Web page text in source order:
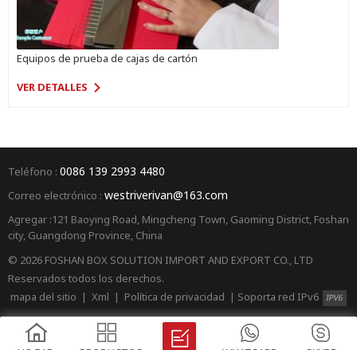
Equipos de prueba de cajas de cartón
VER DETALLES
Teléfono : 0086 139 2993 4480
Correo electrónico : westriverivan@163.com
Agregar :121 Baoying Road, Mingcheng Town, Gaoming District, Foshan
city, Guangdong Province, China
© 2026 FOSHAN BOX SOLUTION IMPORT AND EXPORT CO., LTD
Reservados todos los derechos.
mapa del sitio | Xml | Política de privacidad | Soporta red IPv6